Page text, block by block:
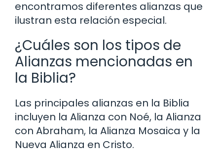
encontramos diferentes alianzas que
ilustran esta relación especial.
¿Cuáles son los tipos de
Alianzas mencionadas en
la Biblia?
Las principales alianzas en la Biblia
incluyen la Alianza con Noé, la Alianza
con Abraham, la Alianza Mosaica y la
Nueva Alianza en Cristo.